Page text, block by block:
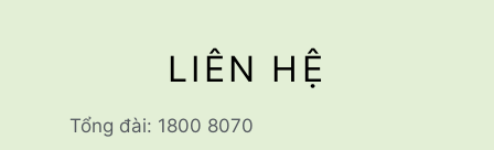
LIÊN HỆ
Tổng đài: 1800 8070